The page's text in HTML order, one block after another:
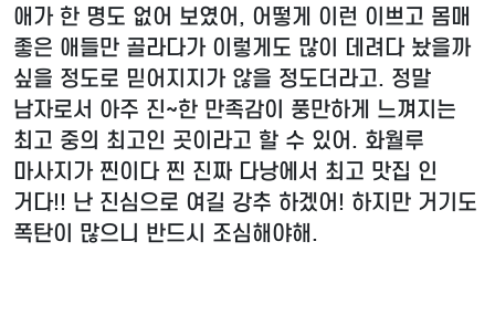
애가 한 명도 없어 보였어, 어떻게 이런 이쁘고 몸매
좋은 애들만 골라다가 이렇게도 많이 데려다 놨을까
싶을 정도로 믿어지지가 않을 정도더라고. 정말
남자로서 아주 진~한 만족감이 풍만하게 느껴지는
최고 중의 최고인 곳이라고 할 수 있어. 화월루
마사지가 찐이다 찐 진짜 다낭에서 최고 맛집 인
거다!! 난 진심으로 여길 강추 하겠어! 하지만 거기도
폭탄이 많으니 반드시 조심해야해.